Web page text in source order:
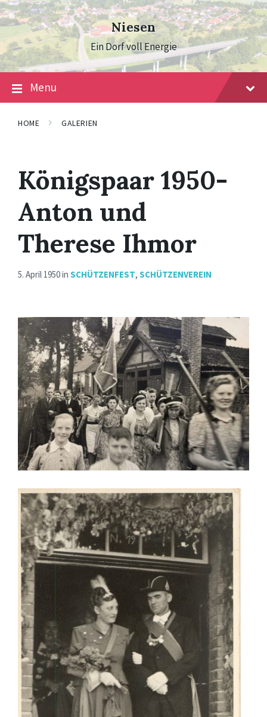
Skip
to
content
Skip
to
main
navigation
Skip
to
footer
Niesen
Ein Dorf voll Energie
Menu
HOME GALERIEN
Königspaar 1950-
Anton und
Therese Ihmor
5. April 1950in SCHÜTZENFEST, SCHÜTZENVEREIN